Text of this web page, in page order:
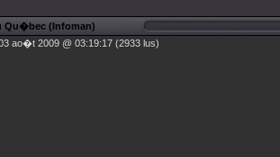
Qu�bec (Infoman)
ao�t 2009 @ 03:19:17 (2933 lus)